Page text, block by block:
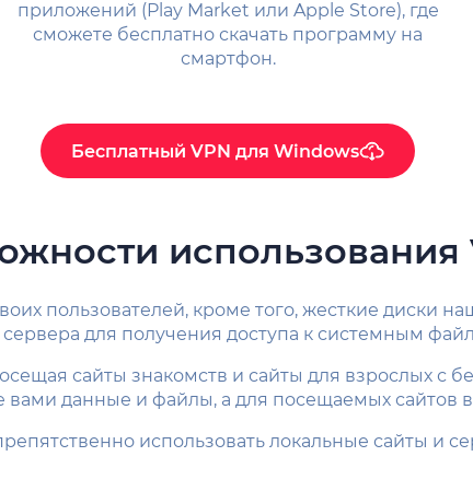
приложений (Play Market или Apple Store), где
сможете бесплатно скачать программу на
смартфон.
Бесплатный VPN для Windows
использования
пользователей, кроме того, жесткие диски
для получения доступа к системным
сайты знакомств и сайты для взрослых с
вами данные и файлы, а для посещаемых сайтов
использовать локальные сайты и